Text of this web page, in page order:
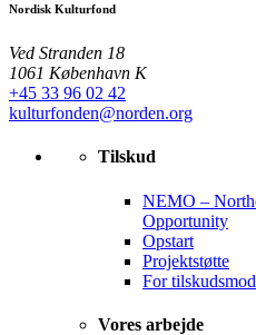
Nordisk Kulturfond
Ved Stranden 18
1061 København K
+45 33 96 02 42
kulturfonden@norden.org
Tilskud
NEMO –
Opportunity
Opstart
Projektstøtte
For
Vores arbejde